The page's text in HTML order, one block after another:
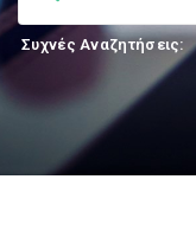
Συχνές Αναζητήσεις: